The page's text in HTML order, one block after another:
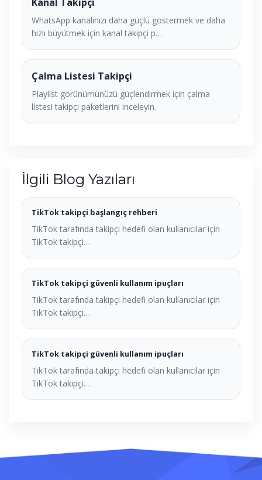
WhatsApp kanalınızı daha güçlü göstermek ve daha
hızlı büyütmek için kanal takipçi p…
Çalma Listesi Takipçi
Playlist görünümünüzü güçlendirmek için çalma
listesi takipçi paketlerini inceleyin.
İlgili Blog Yazıları
TikTok takipçi başlangıç rehberi
TikTok tarafında takipçi hedefi olan kullanıcılar için
TikTok takipçi…
TikTok takipçi güvenli kullanım ipuçları
TikTok tarafında takipçi hedefi olan kullanıcılar için
TikTok takipçi…
TikTok takipçi güvenli kullanım ipuçları
TikTok tarafında takipçi hedefi olan kullanıcılar için
TikTok takipçi…